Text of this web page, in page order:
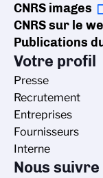
CNRS images
CNRS sur le
Publications
Votre profil
Presse
Recrutement
Entreprises
Fournisseurs
Interne
Nous suivre